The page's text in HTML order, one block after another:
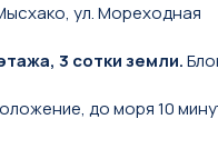
ул. Мореходная
3 сотки земли.
до моря 10